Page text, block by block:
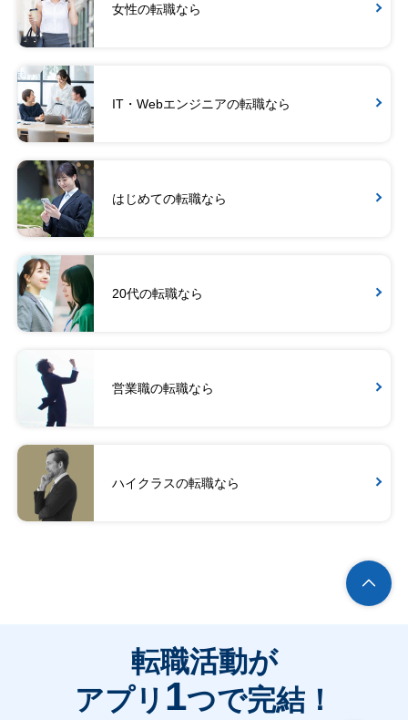
女性の転職なら
IT・Webエンジニアの転職なら
はじめての転職なら
20代の転職なら
営業職の転職なら
ハイクラスの転職なら
転職活動が
アプリ 1つで完結！